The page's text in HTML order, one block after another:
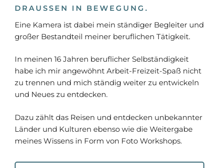
DRAUSSEN IN BEWEGUNG
.
Eine Kamera ist dabei mein ständiger Begleiter und
großer Bestandteil meiner beruflichen Tätigkeit.
In meinen 16 Jahren beruflicher Selbständigkeit
habe ich mir angewöhnt Arbeit-Freizeit-Spaß nicht
zu trennen und mich ständig weiter zu entwickeln
und Neues zu entdecken.
Dazu zählt das Reisen und entdecken unbekannter
Länder und Kulturen ebenso wie die Weitergabe
meines Wissens in Form von Foto Workshops.